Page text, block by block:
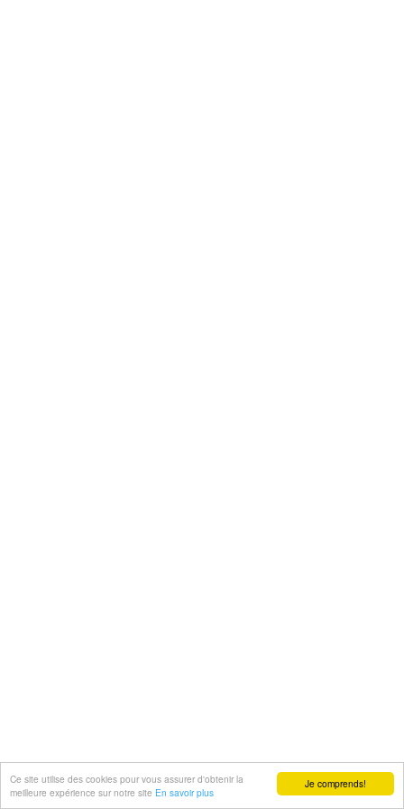
Je comprends!
Ce site utilise des cookies pour vous assurer d'obtenir la
meilleure expérience sur notre site En savoir plus